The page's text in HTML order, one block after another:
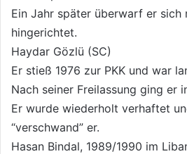
Ein Jahr später überwarf er
hingerichtet.
Haydar Gözlü (SC)
Er stieß 1976 zur PKK und war
Nach seiner Freilassung ging er
Er wurde wiederholt verhaftet
“verschwand” er.
Hasan Bindal, 1989/1990 im